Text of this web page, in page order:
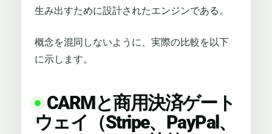
生み出すために設計されたエンジンである。
概念を混同しないように、実際の比較を以下
に示します。
CARMと商用決済ゲート
ウェイ（Stripe、PayPal、